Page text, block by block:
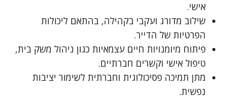
אישי.
שילוב מדורג ועקבי בקהילה, בהתאם ליכולות
הפרטיות של הדייר.
פיתוח מיומנויות חיים עצמאיות כגון ניהול משק בית,
טיפול אישי וקשרים חברתיים.
מתן תמיכה פסיכולוגית וחברתית לשימור יציבות
נפשית.